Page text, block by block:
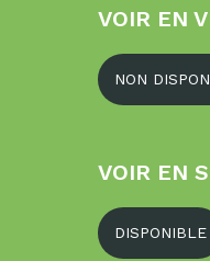
VOIR EN
NON
VOIR EN
DISPONIBLE